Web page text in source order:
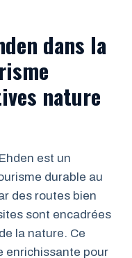
dans la
nature
est un
durable au
des routes bien
sont encadrées
la nature. Ce
enrichissante pour